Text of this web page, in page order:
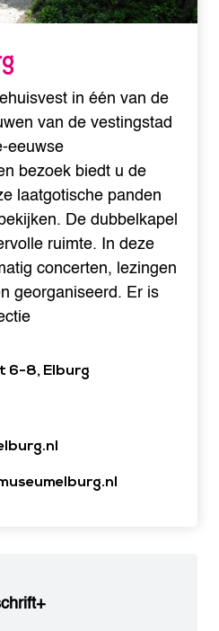
in één van de
van de vestingstad
eeuwse
bezoek biedt u de
laatgotische panden
De dubbelkapel
ruimte. In deze
concerten, lezingen
georganiseerd. Er is
6-8, Elburg